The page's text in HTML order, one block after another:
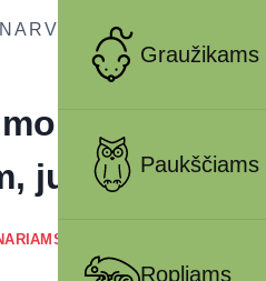
Graužikams
Paukščiams
Ropliams
ŠUNIMS
krepšys,
juodas